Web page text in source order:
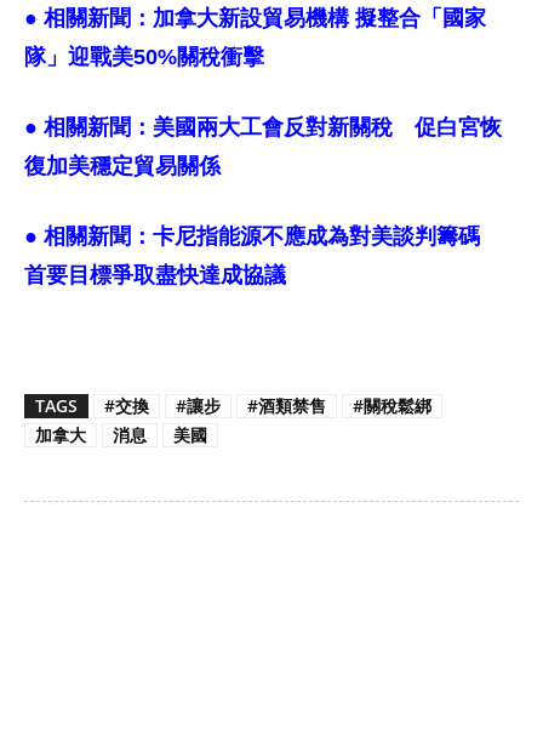
● 相關新聞： 加拿大新設貿易機構 擬整合「國家
隊」迎戰美50%關稅衝擊
● 相關新聞： 美國兩大工會反對新關稅 促白宮恢
復加美穩定貿易關係
● 相關新聞： 卡尼指能源不應成為對美談判籌碼
首要目標爭取盡快達成協議
TAGS #交換 #讓步 #酒類禁售
#關稅鬆綁
加拿大
消息 美國